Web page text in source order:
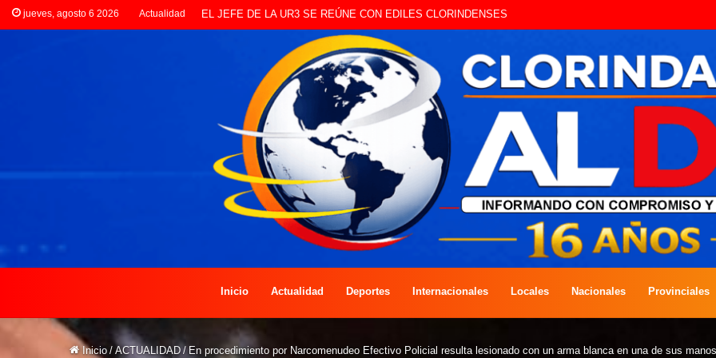
jueves, agosto 6 2026 Actualidad LANZAN INSCRIPCIONES PARA COMPETENCIA DE PESCA EN COSTAS DEL RÍO PARAGUAY
Inicio Actualidad Deportes Internacionales Locales Nacionales Provinciales
Inicio / ACTUALIDAD / En procedimiento por Narcomenudeo Efectivo Policial resulta lesionado con un arma blanca en una de sus manos